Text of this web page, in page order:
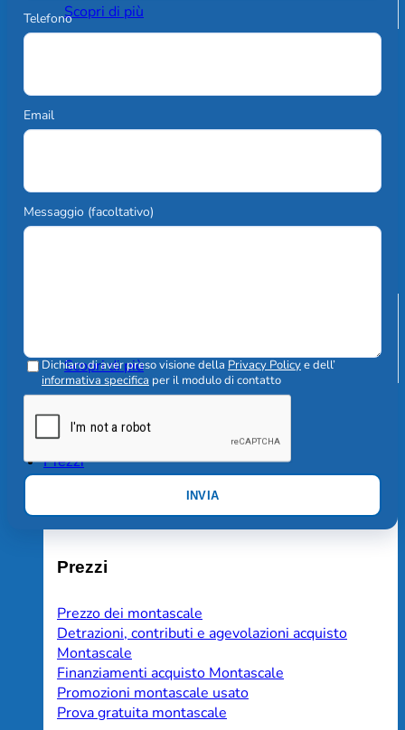
Scopri di più
Scopri di più
Prezzi
Prezzi
Prezzo dei montascale
Detrazioni, contributi e agevolazioni acquisto
Montascale
Finanziamenti acquisto Montascale
Promozioni montascale usato
Prova gratuita montascale
Telefono
Email
Messaggio (facoltativo)
Dichiaro di aver preso visione della Privacy Policye dell’
informativa specifica per il modulo di contatto
INVIA